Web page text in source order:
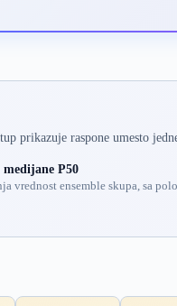
prikazuje raspone umesto
P50
vrednost ensemble skupa, sa